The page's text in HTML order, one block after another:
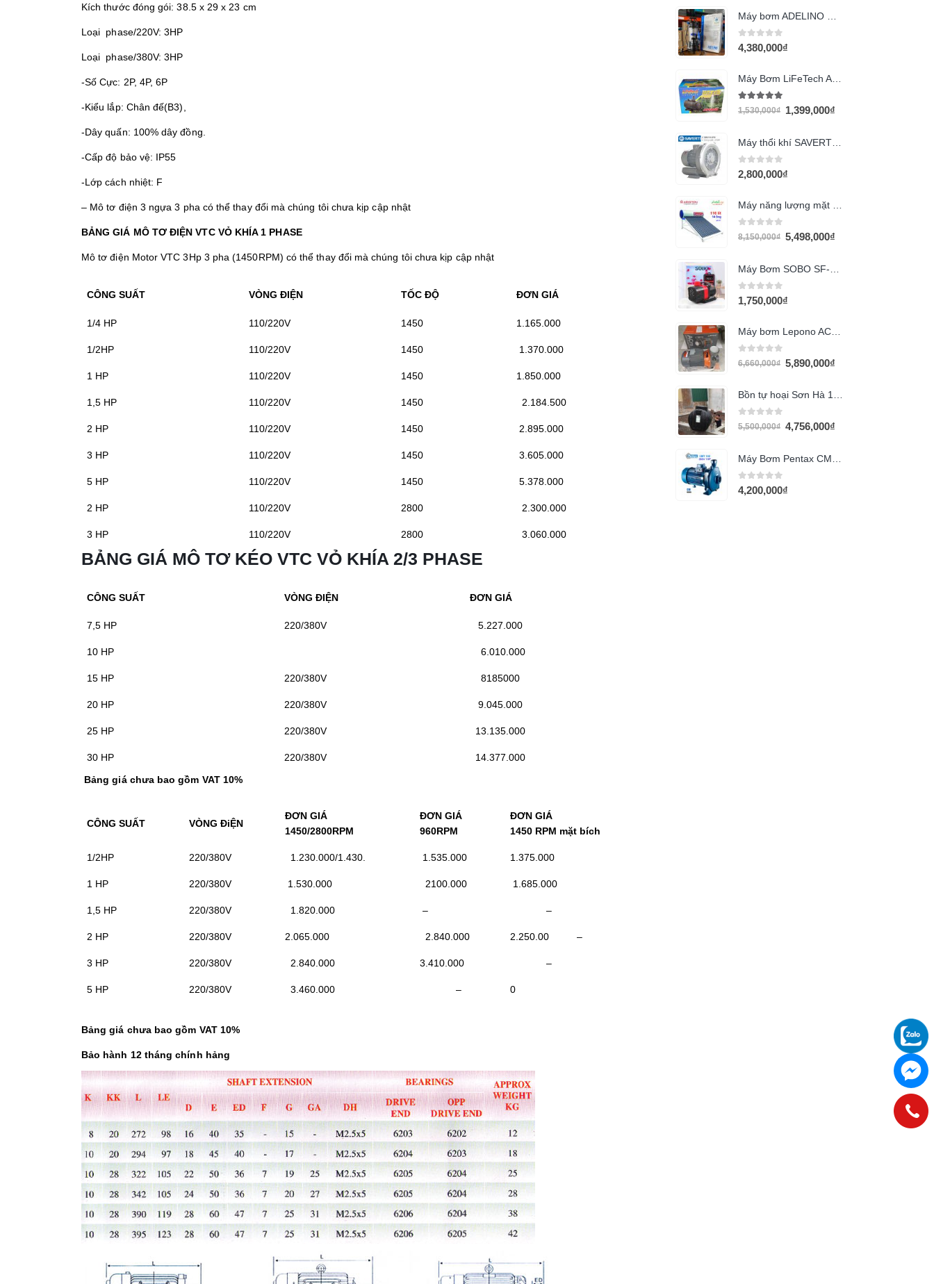
Kích thước đóng gói: 38.5 x 29 x 23 cm
Loại phase/220V: 3HP
Loại phase/380V: 3HP
-Số Cực: 2P, 4P, 6P
-Kiểu lắp: Chân đế(B3),
-Dây quấn: 100% dây đồng.
-Cấp độ bảo vệ: IP55
-Lớp cách nhiệt: F
– Mô tơ điện 3 ngựa 3 pha có thể thay đổi mà chúng tôi chưa kịp cập nhật
BẢNG GIÁ MÔ TƠ ĐIỆN VTC VỎ KHÍA 1 PHASE
Mô tơ điện Motor VTC 3Hp 3 pha (1450RPM) có thể thay đổi mà chúng tôi chưa kịp cập nhật
CÔNG SUẤT VÒNG ĐIỆN TỐC ĐỘ ĐƠN GIÁ
1/4 HP 110/220V 1450 1.165.000
1/2HP 110/220V 1450 1.370.000
1 HP 110/220V 1450 1.850.000
1,5 HP 110/220V 1450 2.184.500
2 HP 110/220V 1450 2.895.000
3 HP 110/220V 1450 3.605.000
5 HP 110/220V 1450 5.378.000
2 HP 110/220V 2800 2.300.000
3 HP 110/220V 2800 3.060.000
BẢNG GIÁ MÔ TƠ KÉO VTC VỎ KHÍA 2/3 PHASE
CÔNG SUẤT VÒNG ĐIỆN ĐƠN GIÁ
7,5 HP 220/380V 5.227.000
10 HP 6.010.000
15 HP 220/380V 8185000
20 HP 220/380V 9.045.000
25 HP 220/380V 13.135.000
30 HP 220/380V
14.377.000
Bảng giá chưa bao gồm VAT 10%
CÔNG SUẤT VÒNG ĐiỆN
ĐƠN GIÁ
1450/2800RPM
ĐƠN GIÁ
960RPM
ĐƠN GIÁ
1450 RPM mặt bích
1/2HP 220/380V 1.230.000/1.430. 1.535.000 1.375.000
1 HP 220/380V 1.530.000 2100.000 1.685.000
1,5 HP 220/380V 1.820.000 – –
2 HP 220/380V 2.065.000 2.840.000 2.250.00 –
3 HP 220/380V 2.840.000 3.410.000 –
5 HP 220/380V 3.460.000 – 0
Bảng giá chưa bao gồm VAT 10%
Bảo hành 12 tháng chính hảng
0 out of 5
4,380,000₫
5.00out of 5
1,530,000₫ 1,399,000₫
0out of 5
2,800,000₫
0 out of 5
8,150,000₫ 5,498,000₫
0 out of 5
1,750,000₫
0 out of 5
6,660,000₫ 5,890,000₫
0 out of 5
5,500,000₫ 4,756,000₫
0 out of 5
4,200,000₫